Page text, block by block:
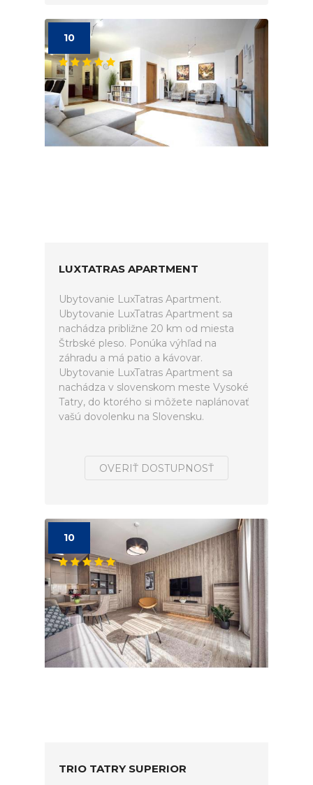
10
LUXTATRAS APARTMENT
Ubytovanie LuxTatras Apartment.
Ubytovanie LuxTatras Apartment sa
nachádza približne 20 km od miesta
Štrbské pleso. Ponúka výhľad na
záhradu a má patio a kávovar.
Ubytovanie LuxTatras Apartment sa
nachádza v slovenskom meste Vysoké
Tatry, do ktorého si môžete naplánovať
vašú dovolenku na Slovensku.
OVERIŤ DOSTUPNOSŤ
10
TRIO TATRY SUPERIOR